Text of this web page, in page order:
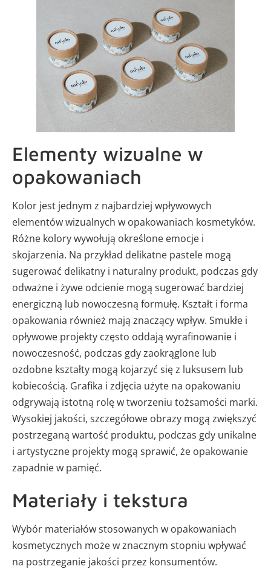
Elementy wizualne w
opakowaniach
Kolor jest jednym z najbardziej wpływowych
elementów wizualnych w opakowaniach kosmetyków.
Różne kolory wywołują określone emocje i
skojarzenia. Na przykład delikatne pastele mogą
sugerować delikatny i naturalny produkt, podczas gdy
odważne i żywe odcienie mogą sugerować bardziej
energiczną lub nowoczesną formułę. Kształt i forma
opakowania również mają znaczący wpływ. Smukłe i
opływowe projekty często oddają wyrafinowanie i
nowoczesność, podczas gdy zaokrąglone lub
ozdobne kształty mogą kojarzyć się z luksusem lub
kobiecością. Grafika i zdjęcia użyte na opakowaniu
odgrywają istotną rolę w tworzeniu tożsamości marki.
Wysokiej jakości, szczegółowe obrazy mogą zwiększyć
postrzeganą wartość produktu, podczas gdy unikalne
i artystyczne projekty mogą sprawić, że opakowanie
zapadnie w pamięć.
Materiały i tekstura
Wybór materiałów stosowanych w opakowaniach
kosmetycznych może w znacznym stopniu wpływać
na postrzeganie jakości przez konsumentów.